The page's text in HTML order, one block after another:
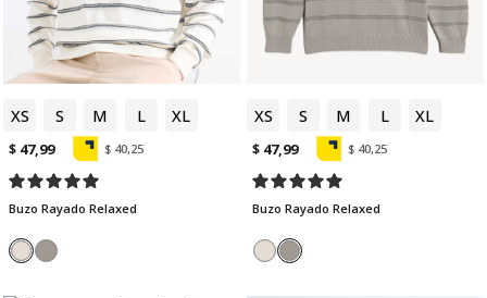
XS S M L XL
$ 47,99 $ 40,25
Buzo Rayado Relaxed
XS S M L XL
$ 47,99 $ 40,25
Buzo Rayado Relaxed